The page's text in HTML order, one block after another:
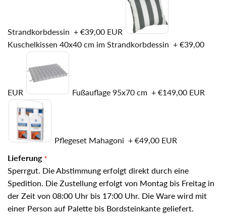
Strandkorbdessin + €39,00 EUR
Kuschelkissen 40x40 cm im Strandkorbdessin + €39,00
EUR Fußauflage 95x70 cm + €149,00 EUR
Pflegeset Mahagoni + €49,00 EUR
Lieferung
Sperrgut. Die Abstimmung erfolgt direkt durch eine
Spedition. Die Zustellung erfolgt von Montag bis Freitag in
der Zeit von 08:00 Uhr bis 17:00 Uhr. Die Ware wird mit
einer Person auf Palette bis Bordsteinkante geliefert.